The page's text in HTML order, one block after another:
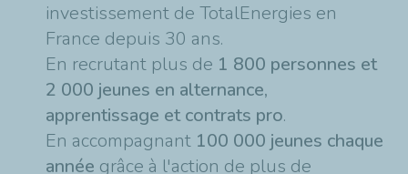
investissement de TotalEnergies en
France depuis 30 ans.
En recrutant plus de 1 800 personnes et
2 000 jeunes en alternance,
apprentissage et contrats pro.
En accompagnant 100 000 jeunes chaque
année grâce à l'action de plus de